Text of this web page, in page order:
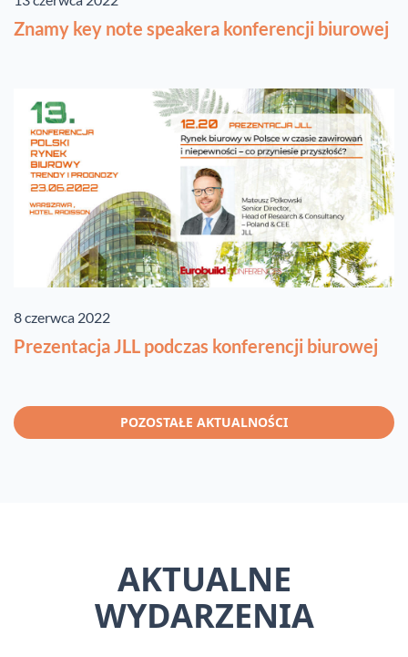
Znamy key note speakera konferencji biurowej
8 czerwca 2022
Prezentacja JLL podczas konferencji biurowej
POZOSTAŁE AKTUALNOŚCI
AKTUALNE
WYDARZENIA